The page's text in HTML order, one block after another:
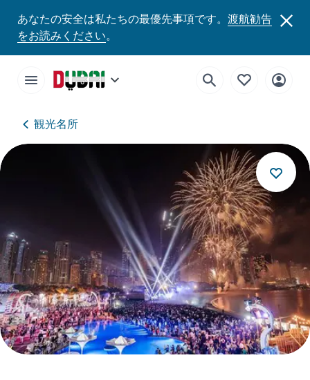
あなたの安全は私たちの最優先事項です。 渡航勧告
をお読みください。
観光名所